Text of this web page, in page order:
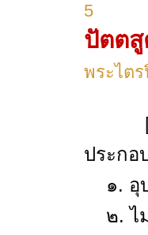
5
ปัตต
พระไต
[๑๙
ประกอ
๑. อุบ
๒. ไม่